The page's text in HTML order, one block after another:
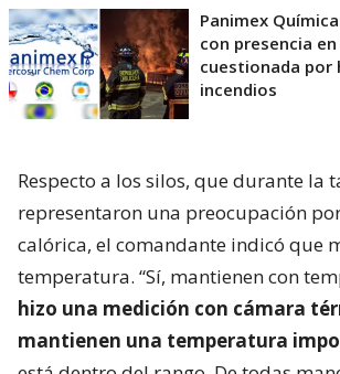
Panimex
con presencia
cuestionada por
incendios
Respecto a los silos, que durante la
representaron una preocupación
calórica, el comandante indicó que
temperatura. “Sí, mantienen con
hizo una medición con cámara
mantienen una temperatura